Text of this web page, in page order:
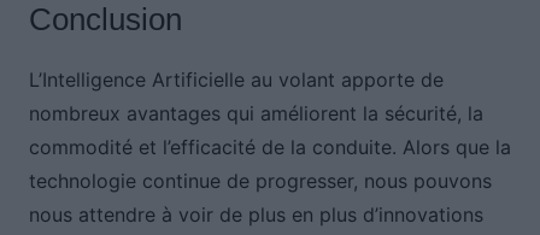
Conclusion
L’Intelligence Artificielle au volant apporte de
nombreux avantages qui améliorent la sécurité, la
commodité et l’efficacité de la conduite. Alors que la
technologie continue de progresser, nous pouvons
nous attendre à voir de plus en plus d’innovations